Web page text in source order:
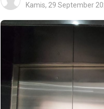
Kamis, 29 September